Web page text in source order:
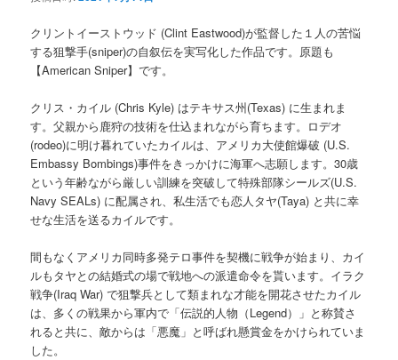
クリントイーストウッド (Clint Eastwood)が監督した１人の苦悩
する狙撃手(sniper)の自叙伝を実写化した作品です。原題も
【American Sniper】です。
クリス・カイル (Chris Kyle) はテキサス州(Texas) に生まれま
す。父親から鹿狩の技術を仕込まれながら育ちます。ロデオ
(rodeo)に明け暮れていたカイルは、アメリカ大使館爆破 (U.S.
Embassy Bombings)事件をきっかけに海軍へ志願します。30歳
という年齢ながら厳しい訓練を突破して特殊部隊シールズ(U.S.
Navy SEALs) に配属され、私生活でも恋人タヤ(Taya) と共に幸
せな生活を送るカイルです。
間もなくアメリカ同時多発テロ事件を契機に戦争が始まり、カイ
ルもタヤとの結婚式の場で戦地への派遣命令を貰います。イラク
戦争(Iraq War) で狙撃兵として類まれな才能を開花させたカイル
は、多くの戦果から軍内で「伝説的人物（Legend）」と称賛さ
れると共に、敵からは「悪魔」と呼ばれ懸賞金をかけられていま
した。